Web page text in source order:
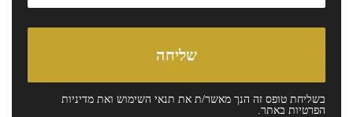
בשליחת טופס זה הנך מאשר/ת את תנאי השימוש ואת מדיניות
הפרטיות באתר.